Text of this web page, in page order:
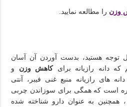
وزن را مطالعه نمایید.
توجه هستید، بدست آوردن آن آسان
دانه رازیانه برایکاهش وزن و
های رازیانه منبع غنی فیبر، آنتی
است که همگی برای سوزاندن چربی
، همچنین به عنوان دارو شناخته شده